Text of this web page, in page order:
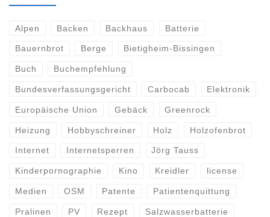
Alpen Backen Backhaus Batterie
Bauernbrot Berge Bietigheim-Bissingen
Buch Buchempfehlung
Bundesverfassungsgericht Carbocab Elektronik
Europäische Union Gebäck Greenrock
Heizung Hobbyschreiner Holz Holzofenbrot
Internet Internetsperren Jörg Tauss
Kinderpornographie Kino Kreidler license
Medien OSM Patente Patientenquittung
Pralinen PV Rezept Salzwasserbatterie